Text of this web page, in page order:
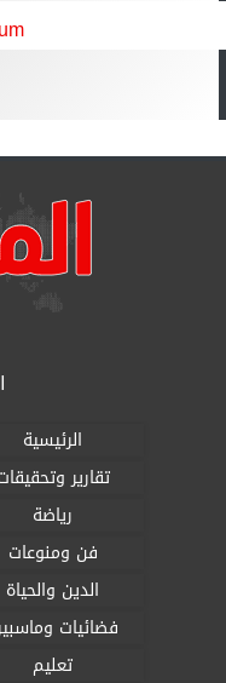
الرئيسية
تقارير
رياضة
فن ومنوعات
الدين والحياة
فضائيات
تعليم